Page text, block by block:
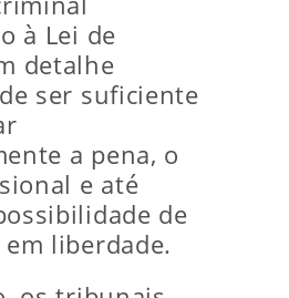
à Lei de
detalhe
ser suficiente
a pena, o
e até
de
liberdade.